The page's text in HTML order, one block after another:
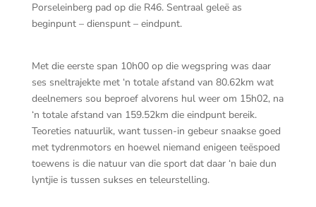
Porseleinberg pad op die R46. Sentraal geleë as
beginpunt – dienspunt – eindpunt.
Met die eerste span 10h00 op die wegspring was daar
ses sneltrajekte met ‘n totale afstand van 80.62km wat
deelnemers sou beproef alvorens hul weer om 15h02, na
‘n totale afstand van 159.52km die eindpunt bereik.
Teoreties natuurlik, want tussen-in gebeur snaakse goed
met tydrenmotors en hoewel niemand enigeen teëspoed
toewens is die natuur van die sport dat daar ‘n baie dun
lyntjie is tussen sukses en teleurstelling.